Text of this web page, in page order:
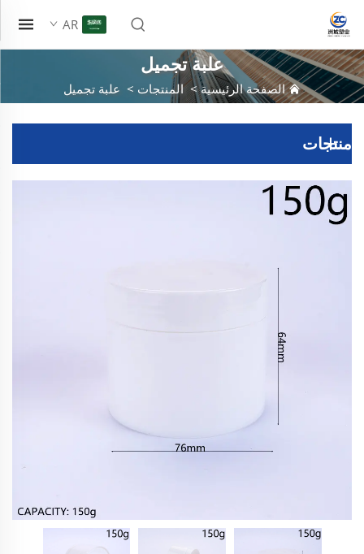
AR
علبة تجميل
الصفحة الرئيسية>المنتجات > علبة تجميل
منتجات